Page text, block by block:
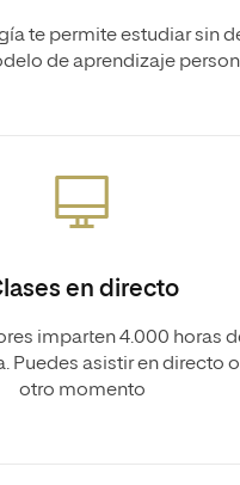
te permite estudiar sin
de aprendizaje
en directo
imparten 4.000 horas
Puedes asistir en directo
otro momento